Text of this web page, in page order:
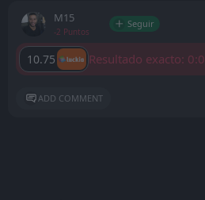
M15
-2 Puntos
Seguir
10.75 Resultado exacto: 0:0
ADD COMMENT